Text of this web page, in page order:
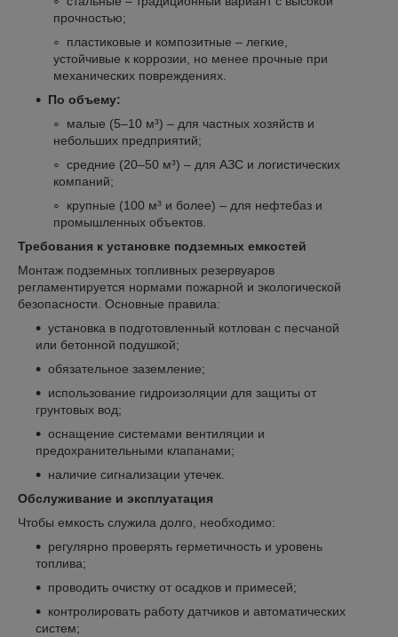
прочностью;
пластиковые и композитные – легкие,
устойчивые к коррозии, но менее прочные при
механических повреждениях.
По объему:
малые (5–10 м³) – для частных хозяйств и
небольших предприятий;
средние (20–50 м³) – для АЗС и логистических
компаний;
крупные (100 м³ и более) – для нефтебаз и
промышленных объектов.
Требования к установке подземных емкостей
Монтаж подземных топливных резервуаров
регламентируется нормами пожарной и экологической
безопасности. Основные правила:
установка в подготовленный котлован с песчаной
или бетонной подушкой;
обязательное заземление;
использование гидроизоляции для защиты от
грунтовых вод;
оснащение системами вентиляции и
предохранительными клапанами;
наличие сигнализации утечек.
Обслуживание и эксплуатация
Чтобы емкость служила долго, необходимо:
регулярно проверять герметичность и уровень
топлива;
проводить очистку от осадков и примесей;
контролировать работу датчиков и автоматических
систем;